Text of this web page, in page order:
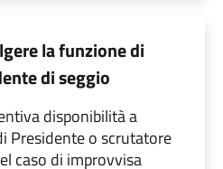
la funzione di
di seggio
disponibilità a
Presidente o scrutatore
caso di improvvisa